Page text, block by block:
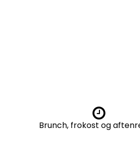
Brunch, frokost og